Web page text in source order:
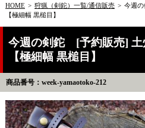
HOME > 狩猟（剣鉈）一覧/通信販売 > 今週
【極細幅 黒槌目】
今週の剣鉈 [予約販売] 土
【極細幅 黒槌目】
商品番号：week-yamaotoko-212